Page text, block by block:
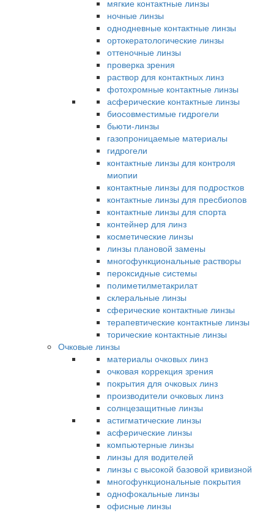
мягкие контактные линзы
ночные линзы
однодневные контактные линзы
ортокератологические линзы
оттеночные линзы
проверка зрения
раствор для контактных линз
фотохромные контактные линзы
асферические контактные линзы
биосовместимые гидрогели
бьюти-линзы
газопроницаемые материалы
гидрогели
контактные линзы для контроля
миопии
контактные линзы для подростков
контактные линзы для пресбиопов
контактные линзы для спорта
контейнер для линз
косметические линзы
линзы плановой замены
многофункциональные растворы
пероксидные системы
полиметилметакрилат
склеральные линзы
сферические контактные линзы
терапевтические контактные линзы
торические контактные линзы
Очковые линзы
материалы очковых линз
очковая коррекция зрения
покрытия для очковых линз
производители очковых линз
солнцезащитные линзы
астигматические линзы
асферические линзы
компьютерные линзы
линзы для водителей
линзы с высокой базовой кривизной
многофункциональные покрытия
однофокальные линзы
офисные линзы